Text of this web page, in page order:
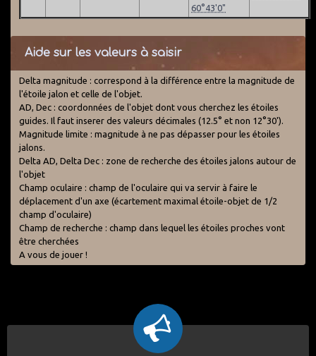
60°43'0"
Aide sur les valeurs à saisir
Delta magnitude : correspond à la différence entre la magnitude de
l'étoile jalon et celle de l'objet.
AD, Dec : coordonnées de l'objet dont vous cherchez les étoiles
guides. Il faut inserer des valeurs décimales (12.5° et non 12°30').
Magnitude limite : magnitude à ne pas dépasser pour les étoiles
jalons.
Delta AD, Delta Dec : zone de recherche des étoiles jalons autour de
l'objet
Champ oculaire : champ de l'oculaire qui va servir à faire le
déplacement d'un axe (écartement maximal étoile-objet de 1/2
champ d'oculaire)
Champ de recherche : champ dans lequel les étoiles proches vont
être cherchées
A vous de jouer !